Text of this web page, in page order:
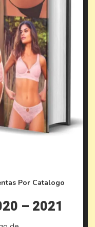
Por Catalogo
– 2021